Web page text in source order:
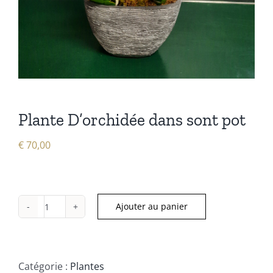
Plante D’orchidée dans sont pot
€70,00
quantité
D'orchidée
Ajouter au panier
Catégorie : Plantes